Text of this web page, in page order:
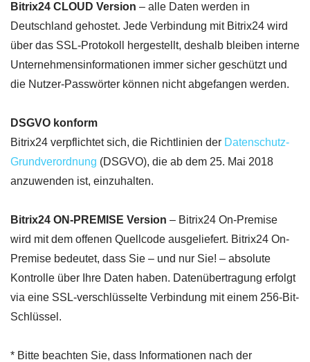
Bitrix24 CLOUD Version – alle Daten werden in
Deutschland gehostet. Jede Verbindung mit Bitrix24 wird
über das SSL-Protokoll hergestellt, deshalb bleiben interne
Unternehmensinformationen immer sicher geschützt und
die Nutzer-Passwörter können nicht abgefangen werden.
DSGVO konform
Bitrix24 verpflichtet sich, die Richtlinien der Datenschutz-
Grundverordnung (DSGVO), die ab dem 25. Mai 2018
anzuwenden ist, einzuhalten.
Bitrix24 ON-PREMISE Version – Bitrix24 On-Premise
wird mit dem offenen Quellcode ausgeliefert. Bitrix24 On-
Premise bedeutet, dass Sie – und nur Sie! – absolute
Kontrolle über Ihre Daten haben. Datenübertragung erfolgt
via eine SSL-verschlüsselte Verbindung mit einem 256-Bit-
Schlüssel.
* Bitte beachten Sie, dass Informationen nach der